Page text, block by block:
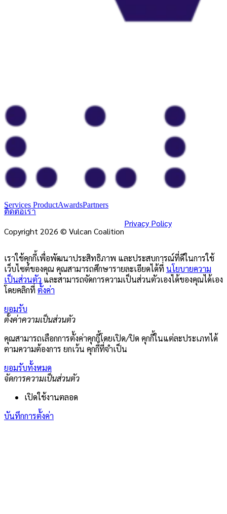
Services ProductAwardsPartners
ติดต่อเรา
Copyright 2026 © Vulcan Coalition
Privacy Policy
เราใช้คุกกี้เพื่อพัฒนาประสิทธิภาพ และประสบการณ์ที่ดีในการใช้
เว็บไซต์ของคุณ คุณสามารถศึกษารายละเอียดได้ที่ นโยบายความ
เป็นส่วนตัว และสามารถจัดการความเป็นส่วนตัวเองได้ของคุณได้เอง
โดยคลิกที่ ตั้งค่า
ยอมรับ
ตั้งค่าความเป็นส่วนตัว
คุณสามารถเลือกการตั้งค่าคุกกี้โดยเปิด/ปิด คุกกี้ในแต่ละประเภทได้
ตามความต้องการ ยกเว้น คุกกี้ที่จำเป็น
ยอมรับทั้งหมด
จัดการความเป็นส่วนตัว
เปิดใช้งานตลอด
บันทึกการตั้งค่า